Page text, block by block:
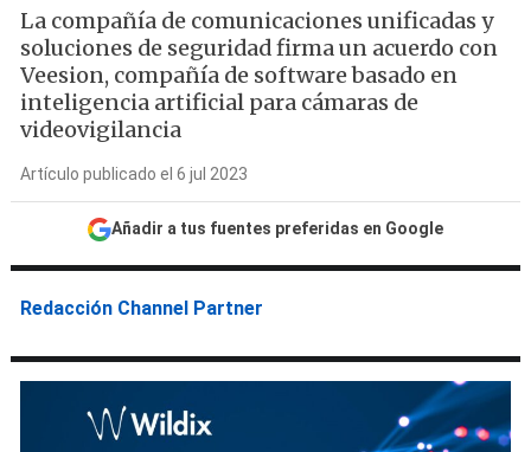
La compañía de comunicaciones unificadas y
soluciones de seguridad firma un acuerdo con
Veesion, compañía de software basado en
inteligencia artificial para cámaras de
videovigilancia
Artículo publicado el 6 jul 2023
Añadir a tus fuentes preferidas en Google
Redacción Channel Partner